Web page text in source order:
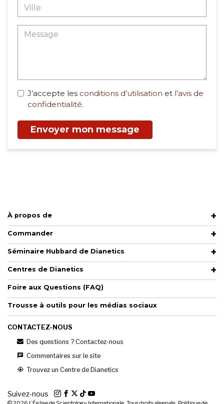
J’accepte les conditions d’utilisation et l’avis de
confidentialité.
Envoyer mon message
À propos de
Commander
Séminaire Hubbard de Dianetics
Centres de Dianetics
Foire aux Questions (FAQ)
Trousse à outils pour les médias sociaux
CONTACTEZ-NOUS
Des questions ? Contactez-nous
Commentaires sur le site
Trouvez un Centre de Dianetics
Suivez-nous